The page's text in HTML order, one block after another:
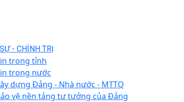
- CHÍNH TRỊ
trong tỉnh
trong nước
dựng Đảng - Nhà nước - MTTQ
vệ nền tảng tư tưởng của Đảng